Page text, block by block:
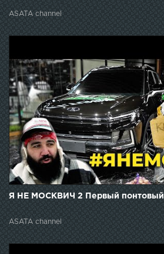
ASATA channel
Я НЕ МОСКВИЧ 2 Первый понтовый
ASATA channel